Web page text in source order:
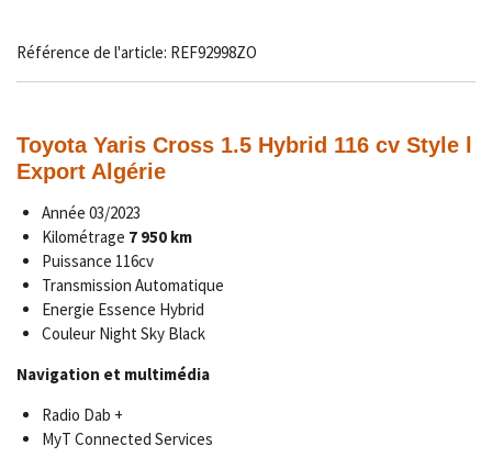
Référence de l'article: REF92998ZO
Toyota Yaris Cross 1.5 Hybrid 116 cv Style l
Export Algérie
Année 03/2023
Kilométrage 7 950 km
Puissance 116cv
Transmission Automatique
Energie Essence Hybrid
Couleur Night Sky Black
Navigation et multimédia
Radio Dab +
MyT Connected Services